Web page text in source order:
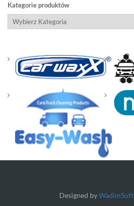
Kategorie produktów
Designed byWadimSoft